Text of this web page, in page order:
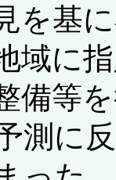
を基
域に
備等
測に